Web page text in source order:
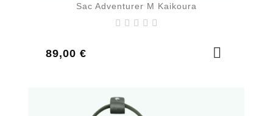
Sac Adventurer M Kaikoura
89,00 €
Prix